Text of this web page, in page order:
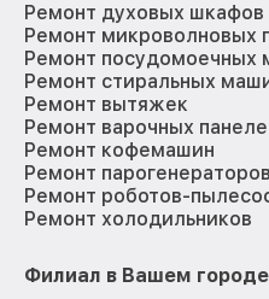
Ремонт духовых шкафов
Ремонт микроволновых
Ремонт посудомоечных
Ремонт стиральных
Ремонт вытяжек
Ремонт варочных
Ремонт кофемашин
Ремонт парогенераторов
Ремонт роботов-
Ремонт холодильников
Филиал в Вашем городе